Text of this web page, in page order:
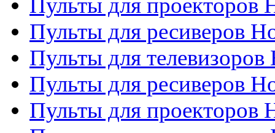
Пульты для проекторов
Пульты для ресиверов
Пульты для
Пульты для ресиверов
Пульты для проекторов